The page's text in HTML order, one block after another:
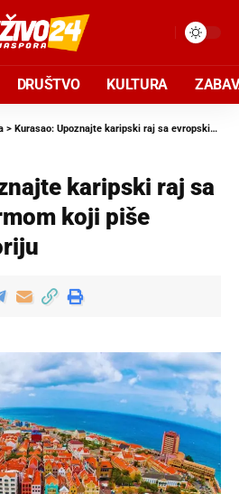
DRUŠTVO KULTURA
> Kurasao: Upoznajte karipski raj sa evropskim šarmom koji piše fudbalsku istoriju
karipski raj sa
koji piše